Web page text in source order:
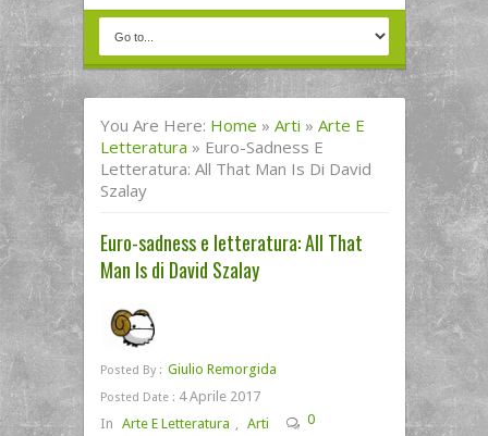
You Are Here: Home » Arti » Arte E
Letteratura » Euro-Sadness E
Letteratura: All That Man Is Di David
Szalay
Euro-sadness e letteratura: All That
Man Is di David Szalay
Posted By : Giulio Remorgida
Posted Date : 4 Aprile 2017
In Arte E Letteratura , Arti 0